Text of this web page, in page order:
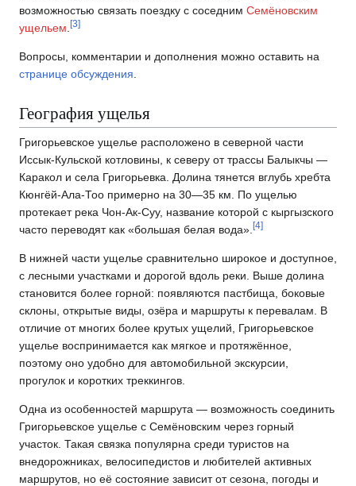
возможностью связать поездку с соседним Семёновским
ущельем [3]
Вопросы, комментарии и дополнения можно оставить на
странице обсуждения
География ущелья
Григорьевское ущелье расположено в северной части
Иссык-Кульской котловины, к северу от трассы Балыкчы —
Каракол и села Григорьевка. Долина тянется вглубь хребта
Кюнгёй-Ала-Тоо примерно на 30—35 км. По ущелью
протекает река Чон-Ак-Суу, название которой с кыргызского
часто переводят как «большая белая вода». [4]
В нижней части ущелье сравнительно широкое и доступное,
с лесными участками и дорогой вдоль реки. Выше долина
становится более горной: появляются пастбища, боковые
склоны, открытые виды, озёра и маршруты к перевалам. В
отличие от многих более крутых ущелий, Григорьевское
ущелье воспринимается как мягкое и протяжённое,
поэтому оно удобно для автомобильной экскурсии,
прогулок и коротких треккингов.
Одна из особенностей маршрута — возможность соединить
Григорьевское ущелье с Семёновским через горный
участок. Такая связка популярна среди туристов на
внедорожниках, велосипедистов и любителей активных
маршрутов, но её состояние зависит от сезона, погоды и